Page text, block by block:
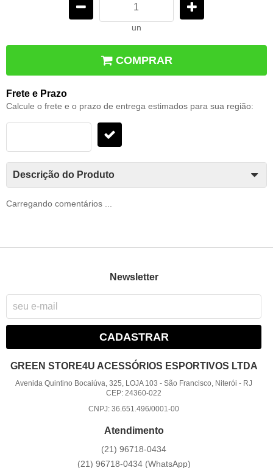
un
COMPRAR
Frete e Prazo
Calcule o frete e o prazo de entrega estimados para sua região:
Descrição do Produto
Carregando comentários ...
Newsletter
CADASTRAR
GREEN STORE4U ACESSÓRIOS ESPORTIVOS LTDA
Avenida Quintino Bocaiúva, 325, LOJA 103 -São Francisco, Niterói - RJ
CEP: 24360-022
CNPJ: 36.651.496/0001-00
Atendimento
(21) 96718-0434
(21) 96718-0434 (WhatsApp)